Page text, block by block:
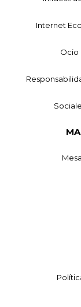
Internet
Ocio